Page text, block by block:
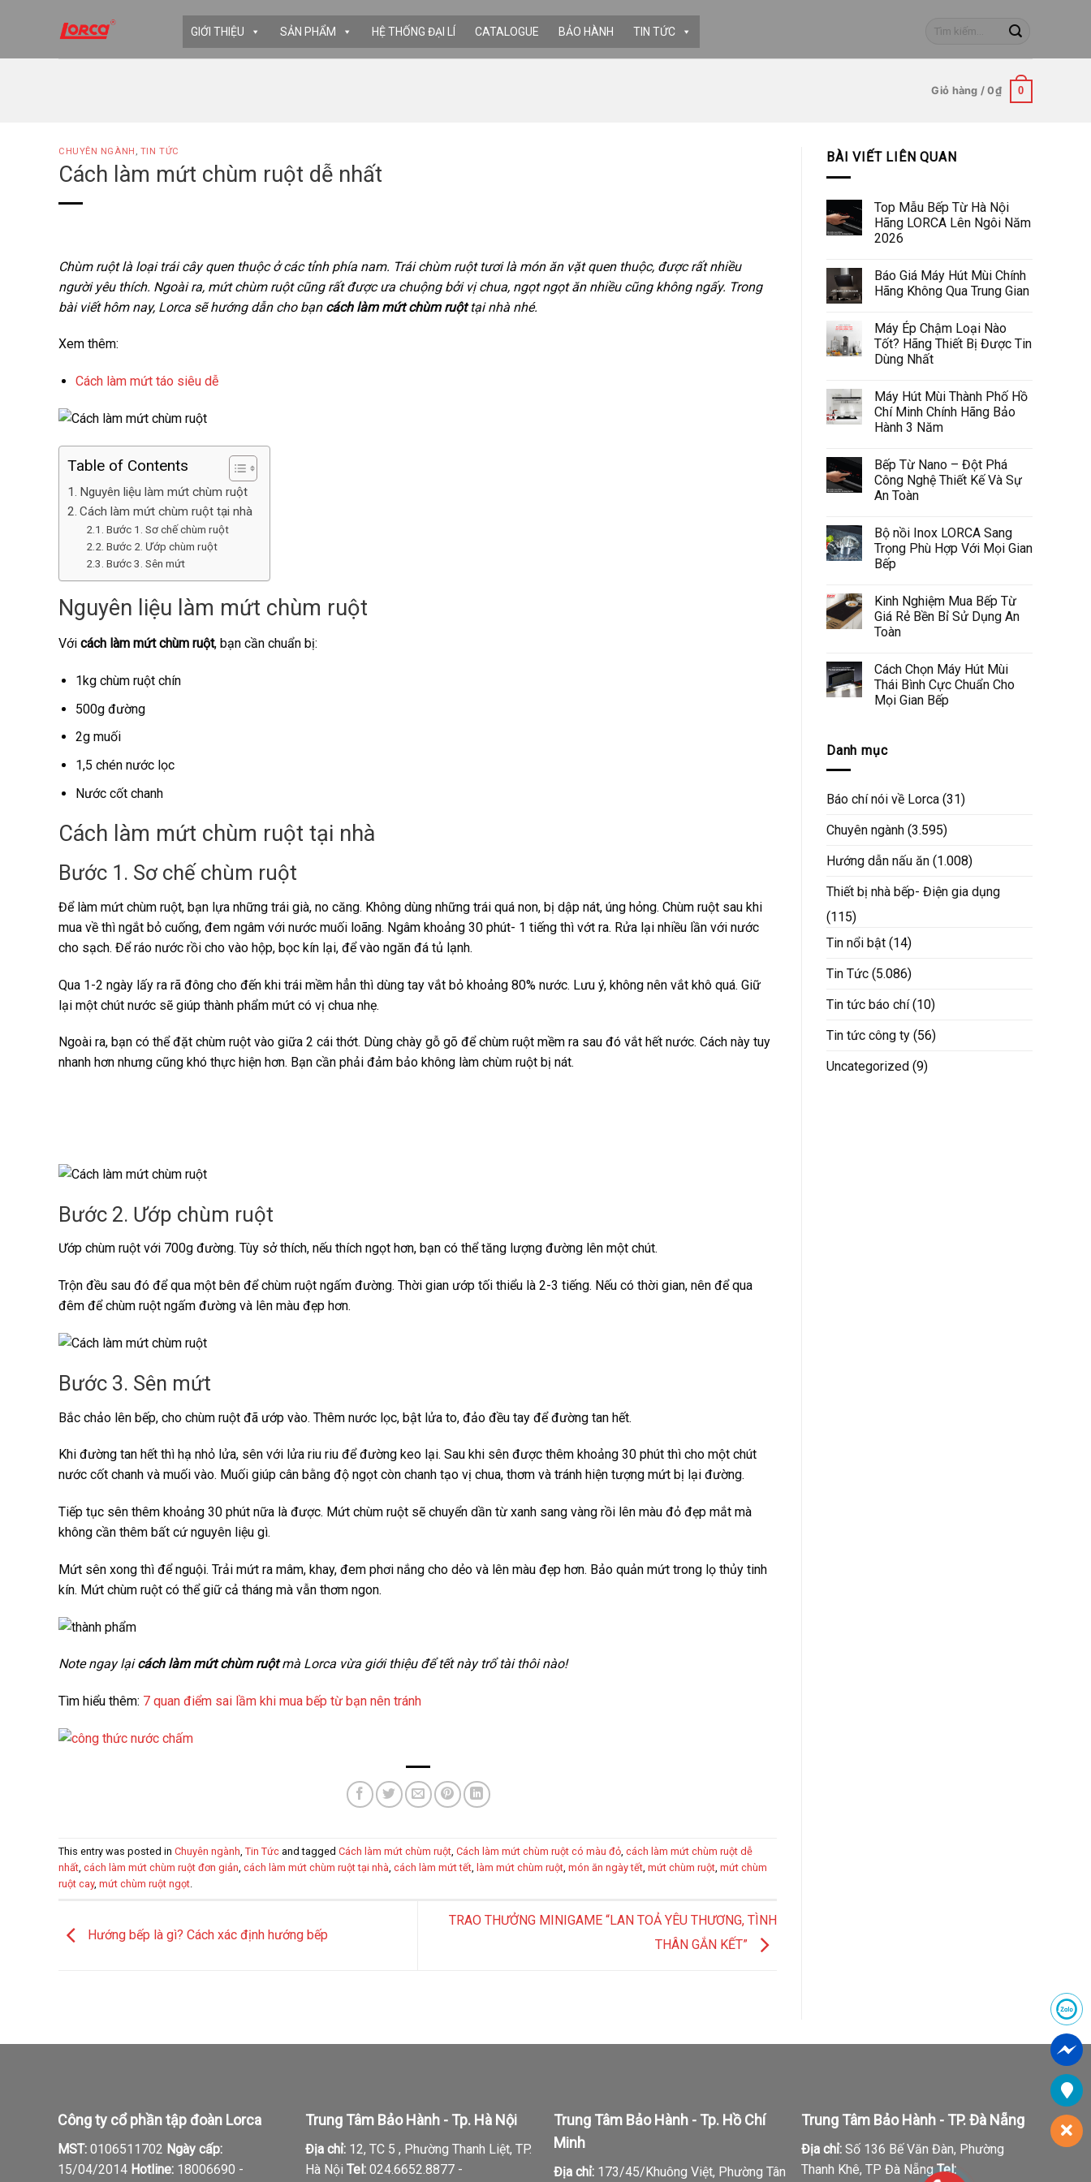
GIỚI THIỆU SẢN PHẨM HỆ THỐNG ĐẠI LÍ CATALOGUE BẢO HÀNH TIN TỨC
Tìm
Giỏ hàng /0₫ 0
CHUYÊN NGÀNH , TIN TỨC
Cách làm mứt chùm ruột dễ nhất
Chùm ruột là loại trái cây quen thuộc ở các tỉnh phía nam. Trái chùm ruột tươi là món ăn vặt quen thuộc, được rất nhiều
người yêu thích. Ngoài ra, mứt chùm ruột cũng rất được ưa chuộng bởi vị chua, ngọt ngọt ăn nhiều cũng không ngấy. Trong
bài viết hôm nay, Lorca sẽ hướng dẫn cho bạn cách làm mứt chùm ruộttại nhà nhé.
Xem thêm:
Cách làm mứt táo siêu dễ
Table of Contents
Nguyên liệu làm mứt chùm ruột
Cách làm mứt chùm ruột tại nhà
Bước 1. Sơ chế chùm ruột
Bước 2. Ướp chùm ruột
Bước 3. Sên mứt
Nguyên liệu làm mứt chùm ruột
Với cách làm mứt chùm ruột, bạn cần chuẩn bị:
1kg chùm ruột chín
500g đường
2g muối
1,5 chén nước lọc
Nước cốt chanh
Cách làm mứt chùm ruột tại nhà
Bước 1. Sơ chế chùm ruột
Để làm mứt chùm ruột, bạn lựa những trái già, no căng. Không dùng những trái quá non, bị dập nát, úng hỏng. Chùm ruột sau khi
mua về thì ngắt bỏ cuống, đem ngâm với nước muối loãng. Ngâm khoảng 30 phút- 1 tiếng thì vớt ra. Rửa lại nhiều lần với nước
cho sạch. Để ráo nước rồi cho vào hộp, bọc kín lại, để vào ngăn đá tủ lạnh.
Qua 1-2 ngày lấy ra rã đông cho đến khi trái mềm hẳn thì dùng tay vắt bỏ khoảng 80% nước. Lưu ý, không nên vắt khô quá. Giữ
lại một chút nước sẽ giúp thành phẩm mứt có vị chua nhẹ.
Ngoài ra, bạn có thể đặt chùm ruột vào giữa 2 cái thớt. Dùng chày gỗ gõ để chùm ruột mềm ra sau đó vắt hết nước. Cách này tuy
nhanh hơn nhưng cũng khó thực hiện hơn. Bạn cần phải đảm bảo không làm chùm ruột bị nát.
Bước 2. Ướp chùm ruột
Ướp chùm ruột với 700g đường. Tùy sở thích, nếu thích ngọt hơn, bạn có thể tăng lượng đường lên một chút.
Trộn đều sau đó để qua một bên để chùm ruột ngấm đường. Thời gian ướp tối thiểu là 2-3 tiếng. Nếu có thời gian, nên để qua
đêm để chùm ruột ngấm đường và lên màu đẹp hơn.
Bước 3. Sên mứt
Bắc chảo lên bếp, cho chùm ruột đã ướp vào. Thêm nước lọc, bật lửa to, đảo đều tay để đường tan hết.
Khi đường tan hết thì hạ nhỏ lửa, sên với lửa riu riu để đường keo lại. Sau khi sên được thêm khoảng 30 phút thì cho một chút
nước cốt chanh và muối vào. Muối giúp cân bằng độ ngọt còn chanh tạo vị chua, thơm và tránh hiện tượng mứt bị lại đường.
Tiếp tục sên thêm khoảng 30 phút nữa là được. Mứt chùm ruột sẽ chuyển dần từ xanh sang vàng rồi lên màu đỏ đẹp mắt mà
không cần thêm bất cứ nguyên liệu gì.
Mứt sên xong thì để nguội. Trải mứt ra mâm, khay, đem phơi nắng cho dẻo và lên màu đẹp hơn. Bảo quản mứt trong lọ thủy tinh
kín. Mứt chùm ruột có thể giữ cả tháng mà vẫn thơm ngon.
Note ngay lạicách làm mứt chùm ruộtmà Lorca vừa giới thiệu để tết này trổ tài thôi nào!
Tìm hiểu thêm: 7 quan điểm sai lầm khi mua bếp từ bạn nên tránh
This entry was posted in Chuyên ngành, Tin Tức and tagged Cách làm mứt chùm ruột, Cách làm mứt chùm ruột có màu đỏ, cách làm mứt chùm ruột dễ
nhất, cách làm mứt chùm ruột đơn giản, cách làm mứt chùm ruột tại nhà, cách làm mứt tết, làm mứt chùm ruột, món ăn ngày tết, mứt chùm ruột, mứt chùm
ruột cay, mứt chùm ruột ngọt.
Hướng bếp là gì? Cách xác định hướng bếp
TRAO THƯỞNG MINIGAME “LAN TOẢ YÊU THƯƠNG, TÌNH
THÂN GẮN KẾT”
BÀI VIẾT LIÊN QUAN
Top Mẫu Bếp Từ Hà Nội
Hãng LORCA Lên Ngôi Năm
2026
Báo Giá Máy Hút Mùi Chính
Hãng Không Qua Trung Gian
Máy Ép Chậm Loại Nào
Tốt? Hãng Thiết Bị Được Tin
Dùng Nhất
Máy Hút Mùi Thành Phố Hồ
Chí Minh Chính Hãng Bảo
Hành 3 Năm
Bếp Từ Nano – Đột Phá
Công Nghệ Thiết Kế Và Sự
An Toàn
Bộ nồi Inox LORCA Sang
Trọng Phù Hợp Với Mọi Gian
Bếp
Kinh Nghiệm Mua Bếp Từ
Giá Rẻ Bền Bỉ Sử Dụng An
Toàn
Cách Chọn Máy Hút Mùi
Thái Bình Cực Chuẩn Cho
Mọi Gian Bếp
Danh mục
Báo chí nói về Lorca (31)
Chuyên ngành (3.595)
Hướng dẫn nấu ăn (1.008)
Thiết bị nhà bếp- Điện gia dụng
(115)
Tin nổi bật (14)
Tin Tức (5.086)
Tin tức báo chí(10)
Tin tức công ty (56)
Uncategorized (9)
Công ty cổ phần tập đoàn Lorca
MST:0106511702 Ngày cấp:
15/04/2014 Hotline:18006690 -
Trung Tâm Bảo Hành - Tp. Hà Nội
Địa chỉ: 12, TC 5 , Phường Thanh Liệt, TP.
Hà NộiTel: 024.6652.8877 -
Trung Tâm Bảo Hành - Tp. Hồ Chí
Minh
Địa chỉ:173/45/Khuông Việt, Phường Tân
Trung Tâm Bảo Hành - TP. Đà Nẵng
Địa chỉ: Số 136 Bế Văn Đàn, Phường
Thanh Khê, TP Đà NẵngTel: